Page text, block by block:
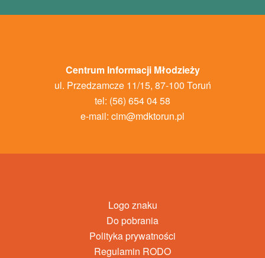
Centrum Informacji Młodzieży
ul. Przedzamcze 11/15, 87-100 Toruń
tel: (56) 654 04 58
e-mail: cim@mdktorun.pl
Logo znaku
Do pobrania
Polityka prywatności
Regulamin RODO